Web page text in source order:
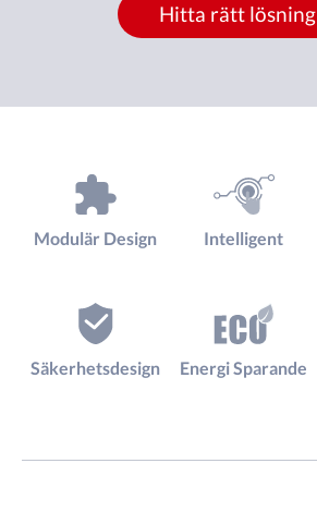
Hitta rätt lösning
Modulär Design Intelligent
Säkerhetsdesign Energi Sparande